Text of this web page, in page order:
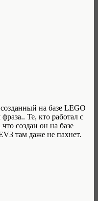
на базе LEGO
Те, кто работал с
создан он на базе
там даже не пахнет.